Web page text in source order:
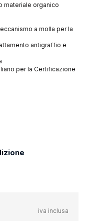
materiale organico
a molla per la
antigraffio e
per la Certificazione
iva inclusa